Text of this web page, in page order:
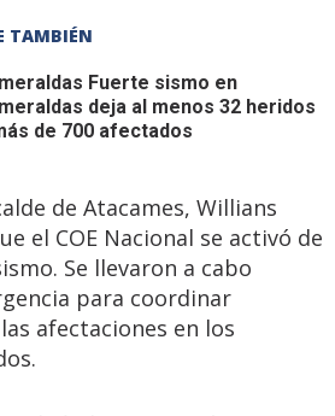
TAMBIÉN
Fuerte sismo en
deja al menos 32 heridos
de 700 afectados
de Atacames, Willians
el COE Nacional se activó de
Se llevaron a cabo
para coordinar
afectaciones en los